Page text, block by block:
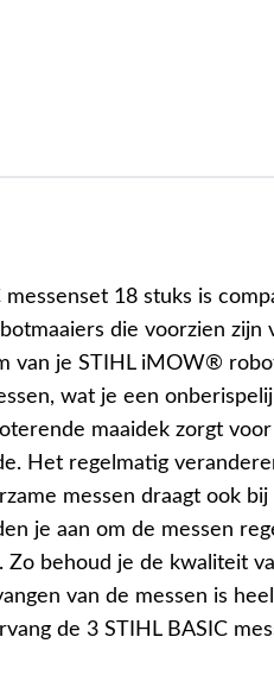
messenset 18 stuks is
die voorzien zijn
van je STIHL iMOW®
wat je een
maaidek zorgt
Het regelmatig
messen draagt ook
je aan om de messen
Zo behoud je de kwaliteit
van de messen is
de 3 STIHL BASIC